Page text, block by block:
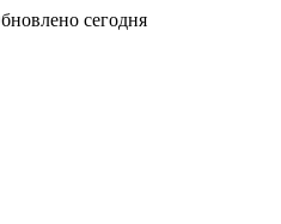
сегодня